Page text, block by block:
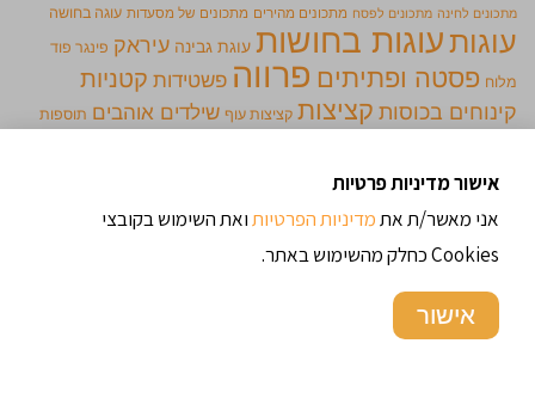
מתכונים לחינה מתכונים לפסח מתכונים מהירים מתכונים של מסעדות עוגה בחושה
עוגותעוגות בחושות עוגת גבינה עיראק פינגר פוד
מלוח פסטה ופתיתים פרווה פשטידות קטניות
קינוחים בכוסות קציצות קציצות עוף שילדים אוהבים תוספות
מתכונים מומלצים
אישור מדיניות פרטיות
אני מאשר/ת אתמדיניות הפרטיותואת השימוש בקובצי
Cookies כחלק מהשימוש באתר.
אישור